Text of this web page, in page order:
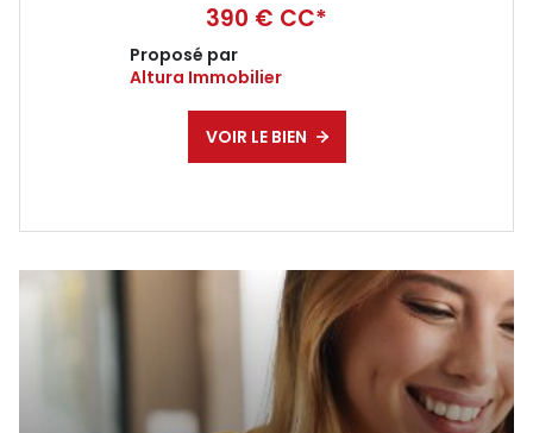
390 € CC*
Proposé par
Altura Immobilier
VOIR LE BIEN